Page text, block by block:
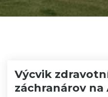
Výcvik
záchranárov na